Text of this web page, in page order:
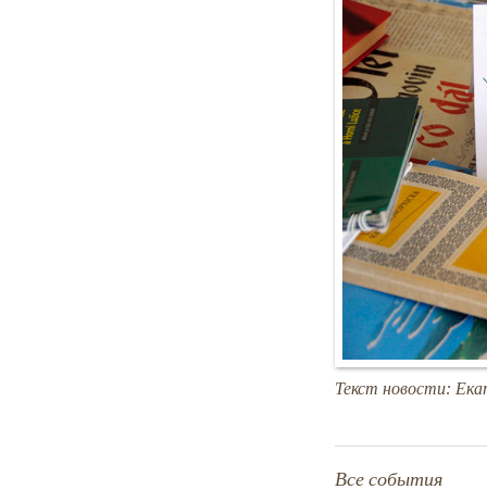
Текст новости:
Все события